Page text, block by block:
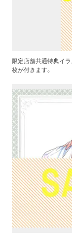
限定店舗共通特典イラ
枚が付きます。